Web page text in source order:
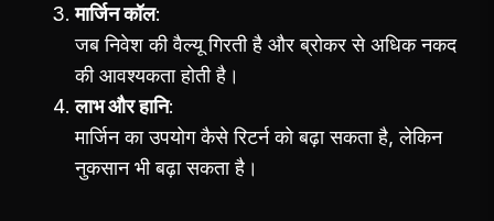
मार्जिन कॉल
जब निवेश की वैल्यू गिरती है और ब्रोकर से अधिक नकद
की आवश्यकता होती है।
लाभ और हानि
मार्जिन का उपयोग कैसे रिटर्न को बढ़ा सकता है, लेकिन
नुकसान भी बढ़ा सकता है।